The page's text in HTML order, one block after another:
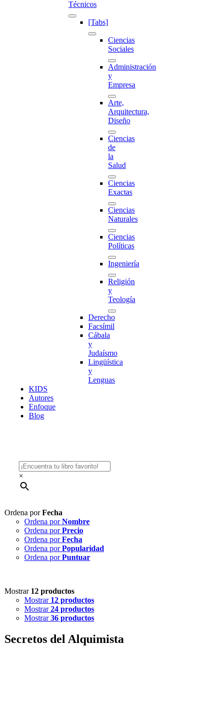
Técnicos
[Tabs]
Ciencias
Sociales
Administración
y
Empresa
Arte,
Arquitectura,
Diseño
Ciencias
de
la
Salud
Ciencias
Exactas
Ciencias
Naturales
Ciencias
Políticas
Ingeniería
Religión
y
Teología
Derecho
Facsímil
Cábala
y
Judaísmo
Lingüística
y
Lenguas
KIDS
Autores
Enfoque
Blog
×
Ordena porFecha
Ordena porNombre
Ordena porPrecio
Ordena porFecha
Ordena porPopularidad
Ordena porPuntuar
Mostrar 12 productos
Mostrar 12 productos
Mostrar24 productos
Mostrar36 productos
Secretos del Alquimista